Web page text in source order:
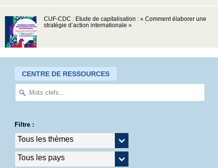
CUF-CDC : Etude de capitalisation : « Comment élaborer une
stratégie d’action internationale »
CENTRE DE RESSOURCES
Filtre :